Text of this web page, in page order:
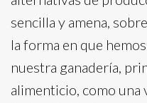
sencilla y amena,
la forma en que
nuestra ganadería,
alimenticio, como una